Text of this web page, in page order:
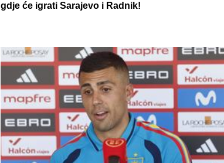
gdje će igrati Sarajevo i Radnik!